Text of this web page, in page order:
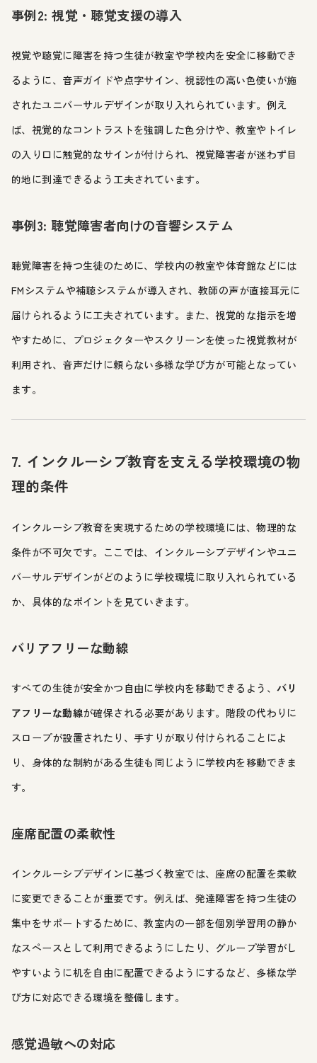
事例2: 視覚・聴覚支援の導入
視覚や聴覚に障害を持つ生徒が教室や学校内を安全に移動でき
るように、音声ガイドや点字サイン、視認性の高い色使いが施
されたユニバーサルデザインが取り入れられています。例え
ば、視覚的なコントラストを強調した色分けや、教室やトイレ
の入り口に触覚的なサインが付けられ、視覚障害者が迷わず目
的地に到達できるよう工夫されています。
事例3: 聴覚障害者向けの音響システム
聴覚障害を持つ生徒のために、学校内の教室や体育館などには
FMシステムや補聴システムが導入され、教師の声が直接耳元に
届けられるように工夫されています。また、視覚的な指示を増
やすために、プロジェクターやスクリーンを使った視覚教材が
利用され、音声だけに頼らない多様な学び方が可能となってい
ます。
7. インクルーシブ教育を支える学校環境の物
理的条件
インクルーシブ教育を実現するための学校環境には、物理的な
条件が不可欠です。ここでは、インクルーシブデザインやユニ
バーサルデザインがどのように学校環境に取り入れられている
か、具体的なポイントを見ていきます。
バリアフリーな動線
すべての生徒が安全かつ自由に学校内を移動できるよう、 バリ
アフリーな動線が確保される必要があります。階段の代わりに
スロープが設置されたり、手すりが取り付けられることによ
り、身体的な制約がある生徒も同じように学校内を移動できま
す。
座席配置の柔軟性
インクルーシブデザインに基づく教室では、座席の配置を柔軟
に変更できることが重要です。例えば、発達障害を持つ生徒の
集中をサポートするために、教室内の一部を個別学習用の静か
なスペースとして利用できるようにしたり、グループ学習がし
やすいように机を自由に配置できるようにするなど、多様な学
び方に対応できる環境を整備します。
感覚過敏への対応